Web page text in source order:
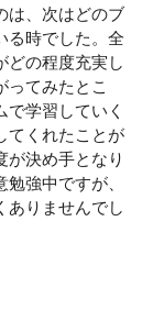
は、次はどのブ
る時でした。全
どの程度充実し
てみたとこ
学習していく
てくれたことが
決め手となり
強中ですが、
ありませんでし